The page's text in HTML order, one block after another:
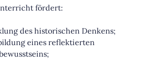
fördert:
des historischen Denkens;
eines reflektierten